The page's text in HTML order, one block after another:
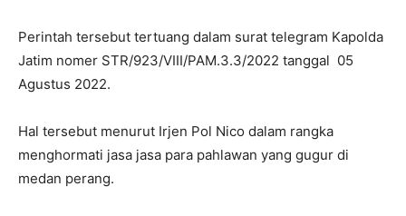
Perintah tersebut tertuang dalam surat telegram Kapolda
Jatim nomer STR/923/VIII/PAM.3.3/2022 tanggal 05
Agustus 2022.
Hal tersebut menurut Irjen Pol Nico dalam rangka
menghormati jasa jasa para pahlawan yang gugur di
medan perang.